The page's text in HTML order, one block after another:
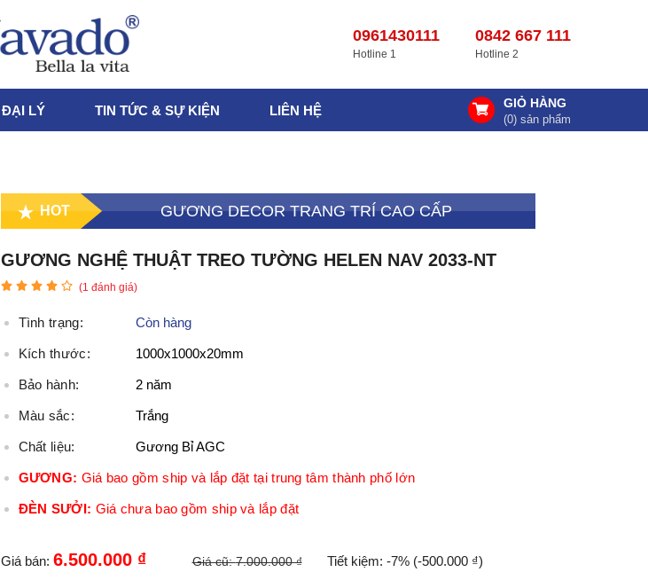
0961430111
Hotline 1
0842 667 111
Hotline 2
ĐẠI LÝ TIN TỨC & SỰ KIỆN LIÊN HỆ GIỎ HÀNG
(0) sản phẩm
HOT GƯƠNG DECOR TRANG TRÍ CAO CẤP
GƯƠNG NGHỆ THUẬT TREO TƯỜNG HELEN NAV 2033-NT
(1 đánh giá)
Tình trạng: Còn hàng
Kích thước: 1000x1000x20mm
Bảo hành: 2 năm
Màu sắc: Trắng
Chất liệu: Gương Bỉ AGC
GƯƠNG: Giá bao gồm ship và lắp đặt tại trung tâm thành phố lớn
ĐÈN SƯỞI: Giá chưa bao gồm ship và lắp đặt
Giá bán: 6.500.000 ₫ Giá cũ:7.000.000 ₫ Tiết kiệm: -7% (-500.000 ₫)